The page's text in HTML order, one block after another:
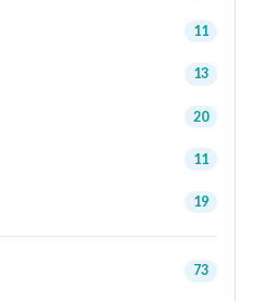
11
13
20
11
19
73